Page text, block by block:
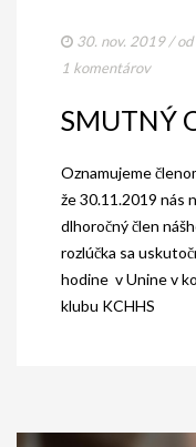
30. nov. 2019/ od
1 komentárov
SMUTNÝ
Oznamujeme
že 30.11.2019 nás
dlhoročný člen
rozlúčka sa
hodine v Unine v
klubu KCHHS